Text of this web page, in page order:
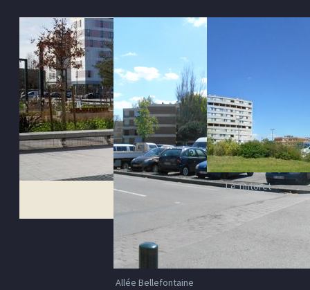
Allée Bellefontaine
Le Tintoret